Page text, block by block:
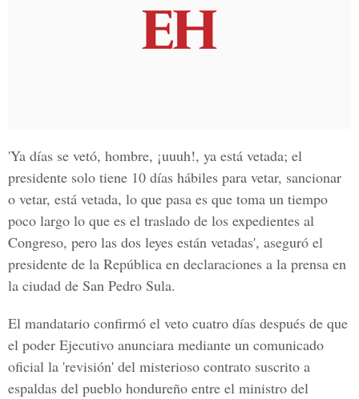
'Ya días se vetó, hombre, ¡uuuh!, ya está vetada; el
presidente solo tiene 10 días hábiles para vetar, sancionar
o vetar, está vetada, lo que pasa es que toma un tiempo
poco largo lo que es el traslado de los expedientes al
Congreso, pero las dos leyes están vetadas', aseguró el
presidente de la República en declaraciones a la prensa en
la ciudad de San Pedro Sula.
El mandatario confirmó el veto cuatro días después de que
el poder Ejecutivo anunciara mediante un comunicado
oficial la 'revisión' del misterioso contrato suscrito a
espaldas del pueblo hondureño entre el ministro del